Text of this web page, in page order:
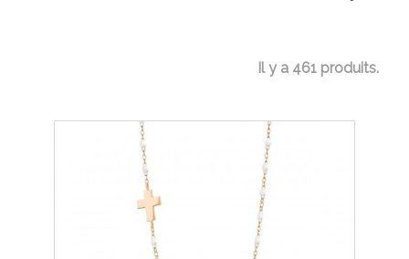
Il y a 461 produits.